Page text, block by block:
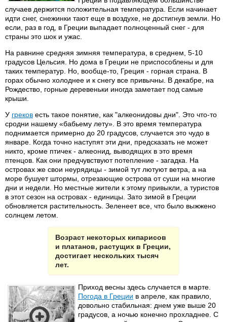
случаев держится положительная температура. Если начинает
идти снег, снежинки тают еще в воздухе, не достигнув земли. Но
если, раз в год, в Греции выпадает полноценный снег - для
страны это шок и ужас.
На равнине средняя зимняя температура, в среднем, 5-10
градусов Цельсия. Но дома в Греции не приспособлены и для
таких температур. Но, вообще-то, Греция - горная страна. В
горах обычно холоднее и к снегу все привычны. В декабре, на
Рождество, горные деревеньки иногда заметает под самые
крыши.
У греков есть такое понятие, как "алкеонидовы дни". Это что-то
сродни нашему «бабьему лету». В это время температура
поднимается примерно до 20 градусов, случается это чудо в
январе. Когда точно наступят эти дни, предсказать не может
никто, кроме птичек - алкеонид, выводящих в это время
птенцов. Как они предчувствуют потепление - загадка. На
островах же свои неурядицы - зимой тут лютуют ветра, а на
море бушует штормы, отрезающие острова от суши на многие
дни и недели. Но местные жители к этому привыкли, а туристов
в этот сезон на островах - единицы. Зато зимой в Греции
обновляется растительность. Зеленеет все, что было выжжено
солнцем летом.
Возраст некоторых кипарисов
и платанов, растущих в Греции,
достигает нескольких тысяч
лет.
Приход весны здесь случается в марте.
Погода в Греции в апреле, как правило,
довольно стабильная: днем уже выше 20
градусов, а ночью конечно прохладнее. С